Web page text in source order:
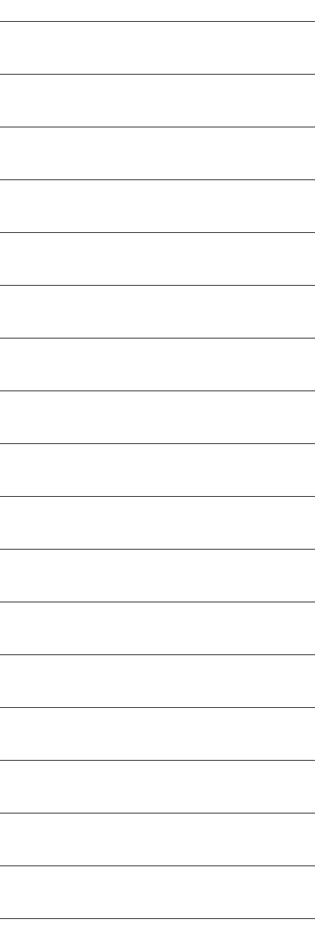
Veneto
Larnaka
Mount Lebanon Governorate
Sabah
Port Region
Województwo kujawsko-
Województwo świętokrzyskie
Белгородская область
Нижегородская область
Республика Дагестан
Томская область
Județul Argeș
Al Madinah Province
Al
Northern Borders Province
Војводина
Košický kraj
Ljubljana
Ben Arous Ben
місто Київ
Central Luzon